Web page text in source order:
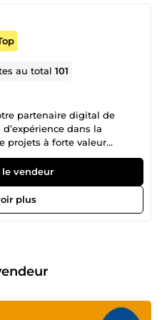
au total101
partenaire digital de
dans la
projets à forte valeur
votre entreprise dans les
ligne) 📢 Marketing
Facebook Ads, stratégies
de sites web
choisir
éprouvées pour
vendeur
plus